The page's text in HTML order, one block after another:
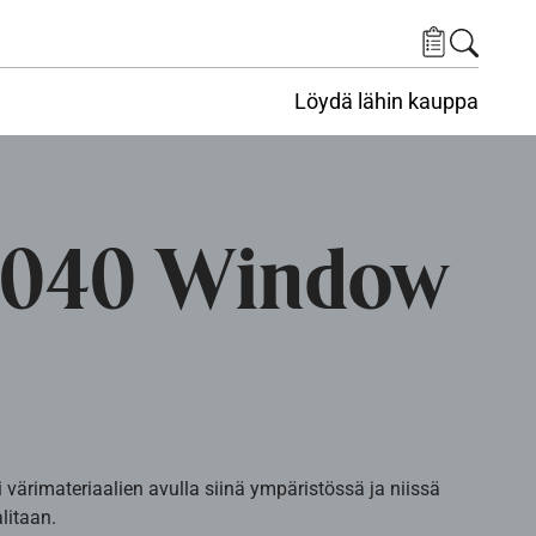
Löydä lähin kauppa
Window
avulla siinä ympäristössä ja niissä